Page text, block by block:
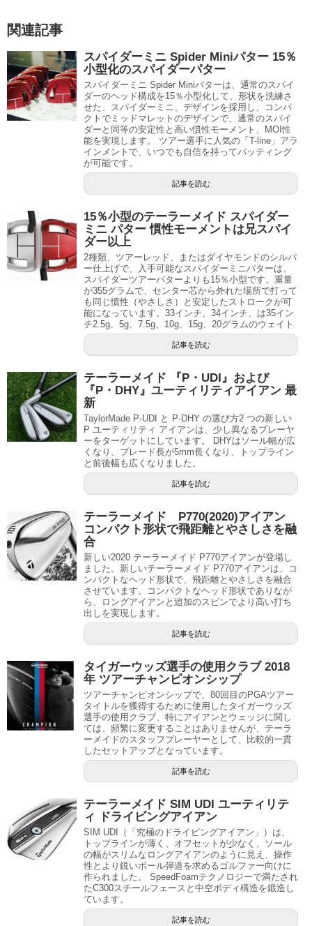
関連記事
スパイダーミニ Spider Miniパター 15％
小型化のスパイダーパター
スパイダーミニ Spider Miniパターは、通常のスパイ
ダーのヘッド構成を15％小型化して、形状を洗練さ
せた、スパイダーミニ、デザインを採用し、コンパ
クトでミッドマレットのデザインで、通常のスパイ
ダーと同等の安定性と高い慣性モーメント、MOI性
能を実現します。 ツアー選手に人気の「T-line」アラ
インメントで、いつでも自信を持ってパッティング
が可能です。
記事を読む
15％小型のテーラーメイド スパイダー
ミニ パター 慣性モーメントは兄スパイ
ダー以上
2種類、ツアーレッド、またはダイヤモンドのシルバ
ー仕上げで、入手可能なスパイダーミニパターは、
スパイダーツアーパターよりも15％小型です。重量
が355グラムで、センター芯から外れた場所で打って
も同じ慣性（やさしさ）と安定したストロークが可
能になっています。33インチ、34インチ、は35イン
チ2.5g、5g、7.5g、10g、15g、20グラムのウェイト
記事を読む
テーラーメイド 『P・UDI』および
『P・DHY』ユーティリティアイアン 最
新
TaylorMade P-UDI と P-DHY の選び方2 つの新しい
P ユーティリティ アイアンは、少し異なるプレーヤ
ーをターゲットにしています。 DHYはソール幅が広
くなり、ブレード長が5mm長くなり、トップライン
と前後幅も広くなりました。
記事を読む
テーラーメイド P770(2020)アイアン
コンパクト形状で飛距離とやさしさを融
合
新しい2020 テーラーメイド P770アイアンが登場し
ました。新しいテーラーメイド P770アイアンは、コ
ンパクトなヘッド形状で、飛距離とやさしさを融合
させています。コンパクトなヘッド形状でありなが
ら、ロングアイアンと追加のスピンでより高い打ち
出しを実現します。
記事を読む
タイガーウッズ選手の使用クラブ 2018
年 ツアーチャンピオンシップ
ツアーチャンピオンシップで、80回目のPGAツアー
タイトルを獲得するために使用したタイガーウッズ
選手の使用クラブ、特にアイアンとウェッジに関し
ては、頻繁に変更することはありませんが、テーラ
ーメイドのスタッフプレーヤーとして、比較的一貫
したセットアップとなっています。
記事を読む
テーラーメイド SIM UDI ユーティリテ
ィ ドライビングアイアン
SIM UDI（「究極のドライビングアイアン」）は、
トップラインが薄く、オフセットが少なく、ソール
の幅がスリムなロングアイアンのように見え、操作
性とより鋭いボール弾道を求めるゴルファー向けに
作られました。 SpeedFoamテクノロジーで満たされ
たC300スチールフェースと中空ボディ構造を鍛造し
ています。
記事を読む